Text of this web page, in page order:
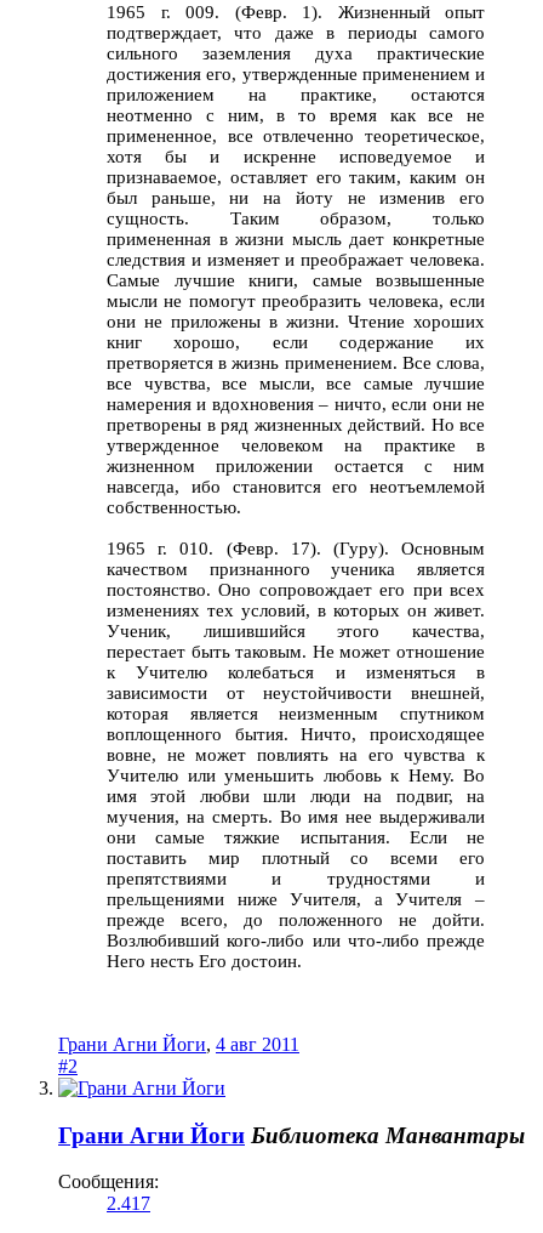
1965 г. 009. (Февр. 1). Жизненный опыт
подтверждает, что даже в периоды самого
сильного заземления духа практические
достижения его, утвержденные применением и
приложением на практике, остаются
неотменно с ним, в то время как все не
примененное, все отвлеченно теоретическое,
хотя бы и искренне исповедуемое и
признаваемое, оставляет его таким, каким он
был раньше, ни на йоту не изменив его
сущность. Таким образом, только
примененная в жизни мысль дает конкретные
следствия и изменяет и преображает человека.
Самые лучшие книги, самые возвышенные
мысли не помогут преобразить человека, если
они не приложены в жизни. Чтение хороших
книг хорошо, если содержание их
претворяется в жизнь применением. Все слова,
все чувства, все мысли, все самые лучшие
намерения и вдохновения – ничто, если они не
претворены в ряд жизненных действий. Но все
утвержденное человеком на практике в
жизненном приложении остается с ним
навсегда, ибо становится его неотъемлемой
собственностью.
1965 г. 010. (Февр. 17). (Гуру). Основным
качеством признанного ученика является
постоянство. Оно сопровождает его при всех
изменениях тех условий, в которых он живет.
Ученик, лишившийся этого качества,
перестает быть таковым. Не может отношение
к Учителю колебаться и изменяться в
зависимости от неустойчивости внешней,
которая является неизменным спутником
воплощенного бытия. Ничто, происходящее
вовне, не может повлиять на его чувства к
Учителю или уменьшить любовь к Нему. Во
имя этой любви шли люди на подвиг, на
мучения, на смерть. Во имя нее выдерживали
они самые тяжкие испытания. Если не
поставить мир плотный со всеми его
препятствиями и трудностями и
прельщениями ниже Учителя, а Учителя –
прежде всего, до положенного не дойти.
Возлюбивший кого-либо или что-либо прежде
Него несть Его достоин.
Грани Агни Йоги, 4 авг 2011
#2
Грани Агни Йоги Библиотека Манвантары
Сообщения:
2.417